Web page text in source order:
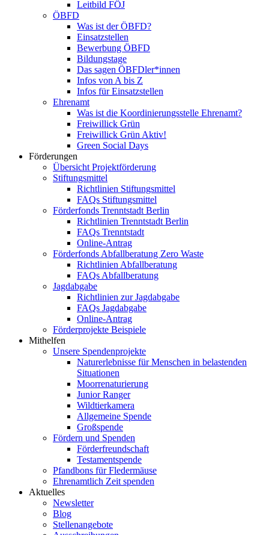
Leitbild FÖJ
ÖBFD
Was ist der ÖBFD?
Einsatzstellen
Bewerbung ÖBFD
Bildungstage
Das sagen ÖBFDler*innen
Infos von A bis Z
Infos für Einsatzstellen
Ehrenamt
Was ist die Koordinierungsstelle Ehrenamt?
Freiwillick Grün
Freiwillick Grün Aktiv!
Green Social Days
Förderungen
Übersicht Projektförderung
Stiftungsmittel
Richtlinien Stiftungsmittel
FAQs Stiftungsmittel
Förderfonds Trenntstadt Berlin
Richtlinien Trenntstadt Berlin
FAQs Trenntstadt
Online-Antrag
Förderfonds Abfallberatung Zero Waste
Richtlinien Abfallberatung
FAQs Abfallberatung
Jagdabgabe
Richtlinien zur Jagdabgabe
FAQs Jagdabgabe
Online-Antrag
Förderprojekte Beispiele
Mithelfen
Unsere Spendenprojekte
Naturerlebnisse für Menschen in belastenden
Situationen
Moorrenaturierung
Junior Ranger
Wildtierkamera
Allgemeine Spende
Großspende
Fördern und Spenden
Förderfreundschaft
Testamentspende
Pfandbons für Fledermäuse
Ehrenamtlich Zeit spenden
Aktuelles
Newsletter
Blog
Stellenangebote